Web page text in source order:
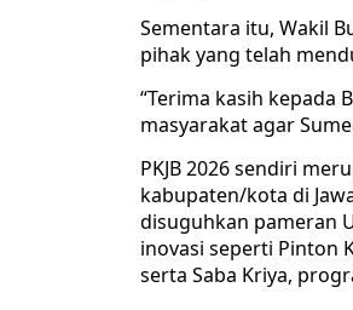
Sementara itu, Wakil
pihak yang telah
“Terima kasih kepada
masyarakat agar
PKJB 2026 sendiri
kabupaten/kota di
disuguhkan pameran
inovasi seperti Pinton
serta Saba Kriya,